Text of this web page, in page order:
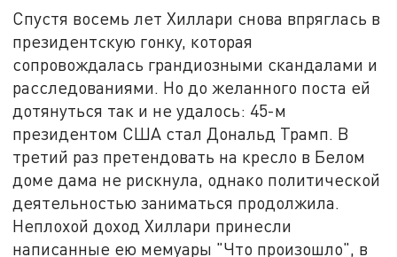
Спустя восемь лет Хиллари снова впряглась в
президентскую гонку, которая
сопровождалась грандиозными скандалами и
расследованиями. Но до желанного поста ей
дотянуться так и не удалось: 45-м
президентом США стал Дональд Трамп. В
третий раз претендовать на кресло в Белом
доме дама не рискнула, однако политической
деятельностью заниматься продолжила.
Неплохой доход Хиллари принесли
написанные ею мемуары "Что произошло", в